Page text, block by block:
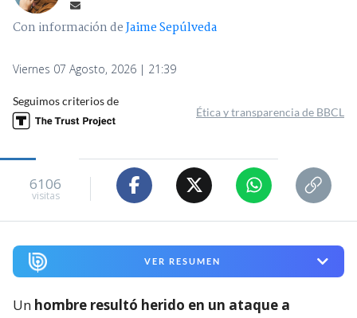
Con información deJaime Sepúlveda
Viernes 07 Agosto, 2026 | 21:39
Seguimos criterios de
Ética y transparencia de BBCL
6106
visitas
VER RESUMEN
Un hombre resultó herido en un ataque a